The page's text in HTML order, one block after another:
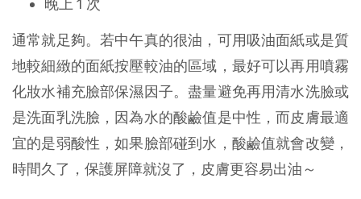
晚上 1 次
通常就足夠。若中午真的很油，可用吸油面紙或是質
地較細緻的面紙按壓較油的區域，最好可以再用噴霧
化妝水補充臉部保濕因子。盡量避免再用清水洗臉或
是洗面乳洗臉，因為水的酸鹼值是中性，而皮膚最適
宜的是弱酸性，如果臉部碰到水，酸鹼值就會改變，
時間久了，保護屏障就沒了，皮膚更容易出油～